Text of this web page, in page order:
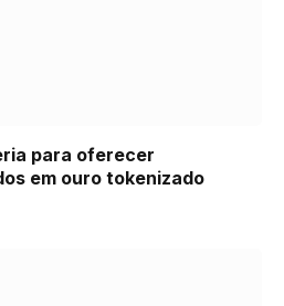
para oferecer
em ouro tokenizado